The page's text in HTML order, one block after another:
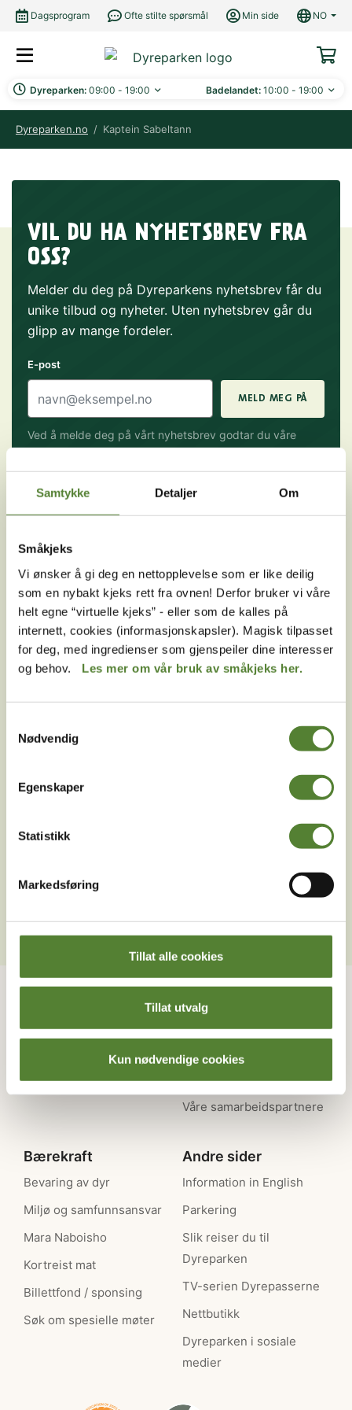
Samtykke Detaljer Om
Småkjeks
Vi ønsker å gi deg en nettopplevelse som er like deilig
som en nybakt kjeks rett fra ovnen! Derfor bruker vi våre
helt egne “virtuelle kjeks” - eller som de kalles på
internett, cookies (informasjonskapsler). Magisk tilpasset
for deg, med ingredienser som gjenspeiler dine interesser
og behov. Les mer om vår bruk av småkjeks her.
Nødvendig
Egenskaper
Statistikk
Markedsføring
Tillat alle cookies
Tillat utvalg
Kun nødvendige cookies
Dyreparken: 09:00 - 19:00 Badelandet: 10:00 - 19:00
Dagsprogram Ofte stilte spørsmål Min side NO
Dyreparken.no / Kaptein Sabeltann
VIL DU HA NYHETSBREV FRA
OSS?
Melder du deg på Dyreparkens nyhetsbrev får du
unike tilbud og nyheter. Uten nyhetsbrev går du
glipp av mange fordeler.
E-post
MELD MEG PÅ
Ved å melde deg på vårt nyhetsbrev godtar du våre
Instagram TikTok Snapchat
Facebook Youtube LinkedIn
Gå til kontaktside
Ledige stillinger
Dyreparkens historie
Presse / Media
Våre samarbeidspartnere
Bærekraft
Bevaring av dyr
Miljø og samfunnsansvar
Mara Naboisho
Kortreist mat
Billettfond / sponsing
Søk om spesielle møter
Andre sider
Information in English
Parkering
Slik reiser du til
Dyreparken
TV-serien Dyrepasserne
Nettbutikk
Dyreparken i sosiale
medier